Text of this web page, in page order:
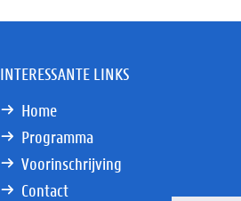
INTERESSANTE LINKS
Home
Programma
Voorinschrijving
Contact